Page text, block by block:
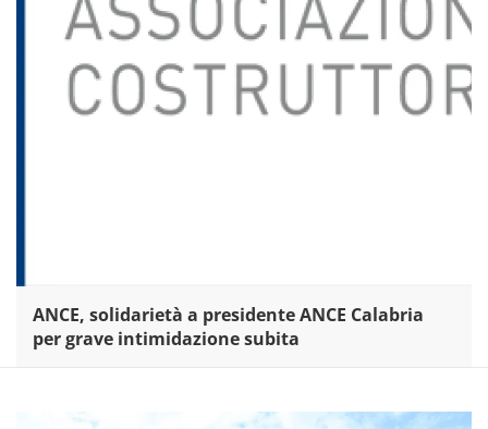
ANCE, solidarietà a presidente ANCE Calabria
per grave intimidazione subita